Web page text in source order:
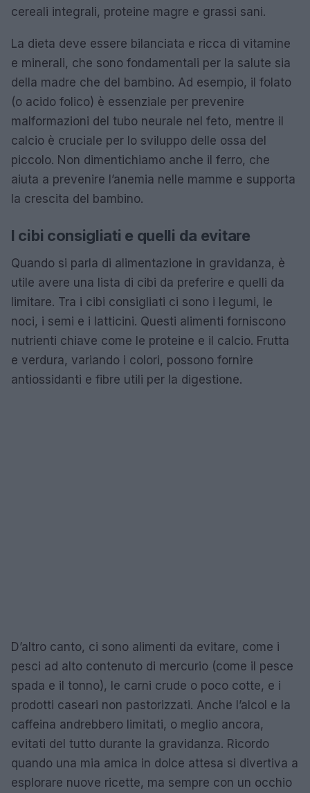
cereali integrali, proteine magre e grassi sani.
La dieta deve essere bilanciata e ricca di vitamine
e minerali, che sono fondamentali per la salute sia
della madre che del bambino. Ad esempio, il folato
(o acido folico) è essenziale per prevenire
malformazioni del tubo neurale nel feto, mentre il
calcio è cruciale per lo sviluppo delle ossa del
piccolo. Non dimentichiamo anche il ferro, che
aiuta a prevenire l’anemia nelle mamme e supporta
la crescita del bambino.
I cibi consigliati e quelli da evitare
Quando si parla di alimentazione in gravidanza, è
utile avere una lista di cibi da preferire e quelli da
limitare. Tra i cibi consigliati ci sono i legumi, le
noci, i semi e i latticini. Questi alimenti forniscono
nutrienti chiave come le proteine e il calcio. Frutta
e verdura, variando i colori, possono fornire
antiossidanti e fibre utili per la digestione.
D’altro canto, ci sono alimenti da evitare, come i
pesci ad alto contenuto di mercurio (come il pesce
spada e il tonno), le carni crude o poco cotte, e i
prodotti caseari non pastorizzati. Anche l’alcol e la
caffeina andrebbero limitati, o meglio ancora,
evitati del tutto durante la gravidanza. Ricordo
quando una mia amica in dolce attesa si divertiva a
esplorare nuove ricette, ma sempre con un occhio